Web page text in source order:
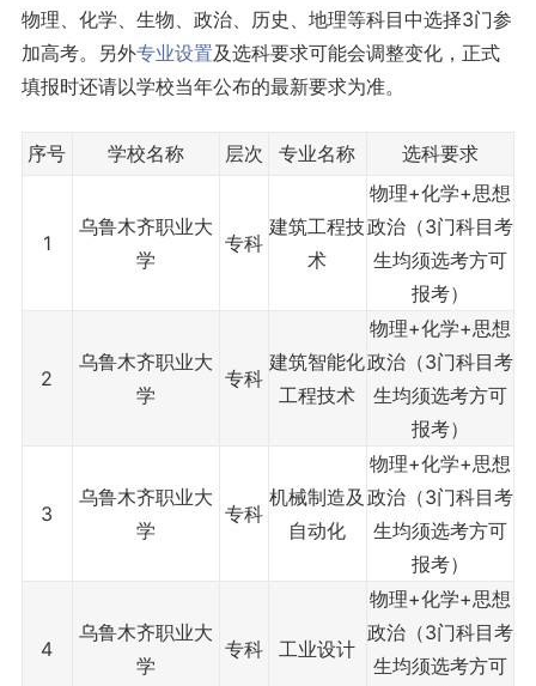
物理、化学、生物、政治、历史、地理等科目中选择3门参
加高考。另外专业设置及选科要求可能会调整变化，正式
填报时还请以学校当年公布的最新要求为准。
序号 学校名称 层次 专业名称 选科要求
1
乌鲁木齐职业大
学
专科
建筑工程技
术
物理+化学+思想
政治（3门科目考
生均须选考方可
报考）
2
乌鲁木齐职业大
学
专科
建筑智能化
工程技术
物理+化学+思想
政治（3门科目考
生均须选考方可
报考）
3
乌鲁木齐职业大
学
专科
机械制造及
自动化
物理+化学+思想
政治（3门科目考
生均须选考方可
报考）
4
乌鲁木齐职业大
学
专科 工业设计
物理+化学+思想
政治（3门科目考
生均须选考方可